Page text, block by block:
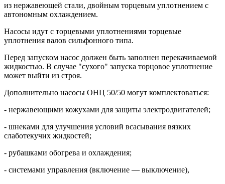
из нержавеющей стали, двойным торцевым уплотнением с
автономным охлаждением.
Насосы идут с торцевыми уплотнениями торцевые
уплотнения валов сильфонного типа.
Перед запуском насос должен быть заполнен перекачиваемой
жидкостью. В случае "сухого" запуска торцовое уплотнение
может выйти из строя.
Дополнительно насосы ОНЦ 50/50 могут комплектоваться:
- нержавеющими кожухами для защиты электродвигателей;
- шнеками для улучшения условий всасывания вязких
слаботекучих жидкостей;
- рубашками обогрева и охлаждения;
- системами управления (включение — выключение),